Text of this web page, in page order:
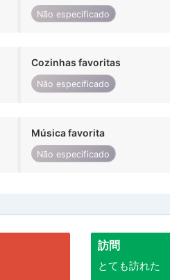
Não especificado
Cozinhas favoritas
Não especificado
Música favorita
Não especificado
訪問
とても訪れた